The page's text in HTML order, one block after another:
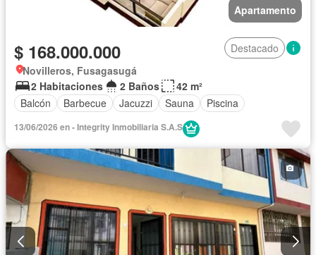
Apartamento
$ 168.000.000
Destacado
Novilleros, Fusagasugá
2 Habitaciones
2 Baños
42 m²
Balcón
Barbecue Jacuzzi Sauna Piscina
13/06/2026 en - Integrity Inmobiliaria S.A.S